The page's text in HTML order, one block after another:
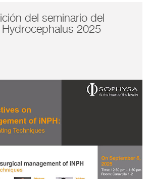
del seminario del
2025